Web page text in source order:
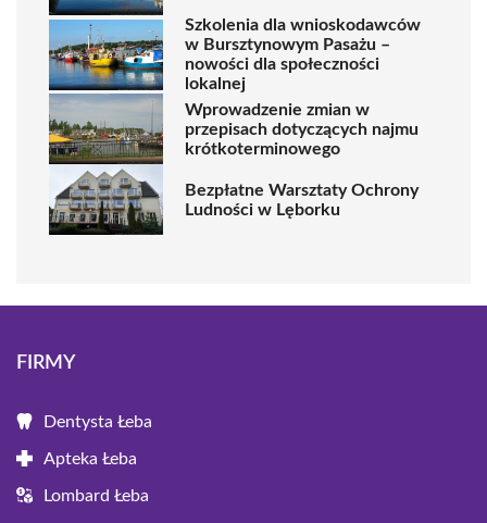
Szkolenia dla wnioskodawców
w Bursztynowym Pasażu –
nowości dla społeczności
lokalnej
Wprowadzenie zmian w
przepisach dotyczących najmu
krótkoterminowego
Bezpłatne Warsztaty Ochrony
Ludności w Lęborku
FIRMY
Dentysta Łeba
Apteka Łeba
Lombard Łeba